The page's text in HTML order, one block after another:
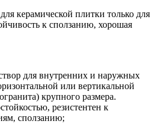
керамической плитки только для
к сползанию, хорошая
для внутренних и наружных
или вертикальной
крупного размера.
резистентен к
сползанию;